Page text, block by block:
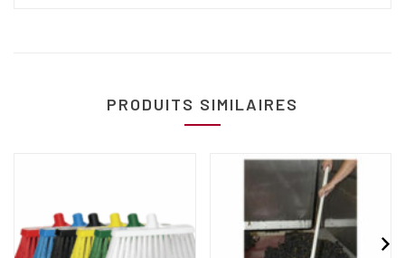
PRODUITS SIMILAIRES